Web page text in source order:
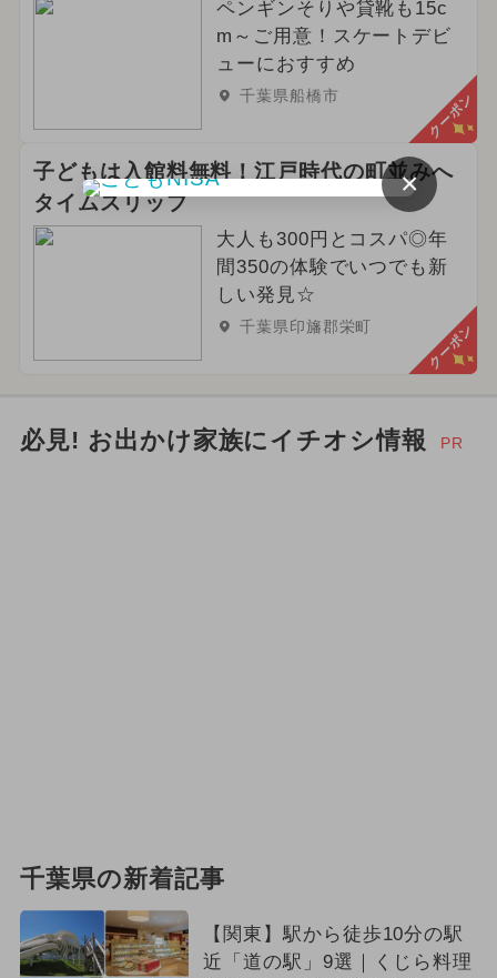
ペンギンそりや貸靴も15c
m～ご用意！スケートデビ
ューにおすすめ
千葉県船橋市 クーポン
子どもは入館料無料！江戸時代の町並みへ
タイムスリップ
大人も300円とコスパ◎年
間350の体験でいつでも新
しい発見☆
千葉県印旛郡栄町 クーポン
必見! お出かけ家族にイチオシ情報 PR
千葉県の新着記事
【関東】駅から徒歩10分の駅
近「道の駅」9選｜くじら料理
×